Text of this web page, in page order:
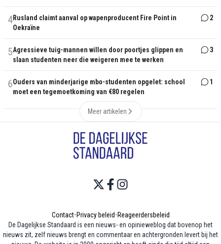
4Rusland claimt aanval op wapenproducent Fire Point in
Oekraïne
2
5Agressieve tuig-mannen willen door poortjes glippen en
slaan studenten neer die weigeren mee te werken
3
6Ouders van minderjarige mbo-studenten opgelet: school
moet een tegemoetkoming van €80 regelen
1
Meer artikelen
Contact•Privacy beleid•Reageerdersbeleid
De Dagelijkse Standaard is een nieuws- en opinieweblog dat bovenop het
nieuws zit, zelf nieuws brengt en commentaar en achtergronden levert bij het